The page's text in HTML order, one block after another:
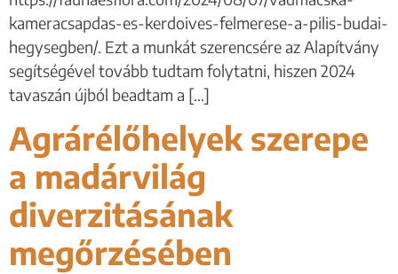
kameracsapdas-es-kerdoives-felmerese-a-pilis-budai-
hegysegben/. Ezt a munkát szerencsére az Alapítvány
segítségével tovább tudtam folytatni, hiszen 2024
tavaszán újból beadtam a […]
Agrárélőhelyek szerepe
a madárvilág
diverzitásának
megőrzésében